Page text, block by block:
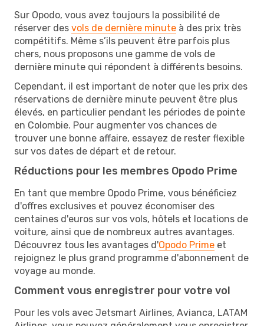
Sur Opodo, vous avez toujours la possibilité de
réserver des vols de dernière minute à des prix très
compétitifs. Même s’ils peuvent être parfois plus
chers, nous proposons une gamme de vols de
dernière minute qui répondent à différents besoins.
Cependant, il est important de noter que les prix des
réservations de dernière minute peuvent être plus
élevés, en particulier pendant les périodes de pointe
en Colombie. Pour augmenter vos chances de
trouver une bonne affaire, essayez de rester flexible
sur vos dates de départ et de retour.
Réductions pour les membres Opodo Prime
En tant que membre Opodo Prime, vous bénéficiez
d'offres exclusives et pouvez économiser des
centaines d'euros sur vos vols, hôtels et locations de
voiture, ainsi que de nombreux autres avantages.
Découvrez tous les avantages d'Opodo Prime et
rejoignez le plus grand programme d'abonnement de
voyage au monde.
Comment vous enregistrer pour votre vol
Pour les vols avec Jetsmart Airlines, Avianca, LATAM